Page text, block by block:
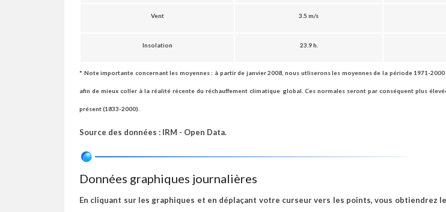
Vent 3.5 m/s
Insolation 23.9 h.
* Note importante concernant les moyennes : à partir de janvier 2008, nous utliserons les moyennes de la période 1971-
afin de mieux coller à la réalité récente du réchauffement climatique global. Ces normales seront par conséquent plus
présent (1833-2000).
Source des données : IRM - Open Data.
Données graphiques journalières
En cliquant sur les graphiques et en déplaçant votre curseur vers les points, vous obtiendrez